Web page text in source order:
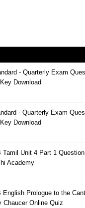
- Quarterly Exam
Download
- Quarterly Exam
Download
Tamil Unit 4 Part 1
Academy
English Prologue to the
Chaucer Online Quiz